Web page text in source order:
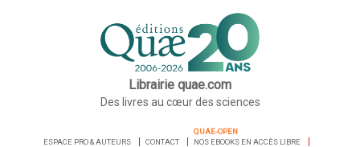
Librairie quae.com
Des livres au cœur des sciences
ESPACE PRO & AUTEURS CONTACT
QUAE-OPEN
NOS EBOOKS EN ACCÈS LIBRE